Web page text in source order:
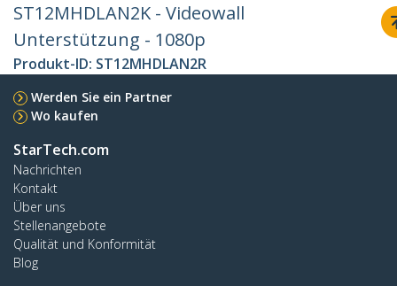
ST12MHDLAN2K - Videowall
Unterstützung - 1080p
Produkt-ID: ST12MHDLAN2R
Werden Sie ein Partner
Wo kaufen
StarTech.com
Nachrichten
Kontakt
Über uns
Stellenangebote
Qualität und Konformität
Blog